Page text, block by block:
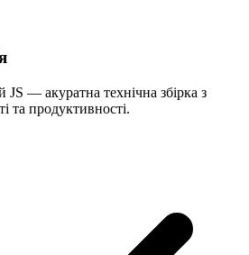
— акуратна технічна збірка з
та продуктивності.